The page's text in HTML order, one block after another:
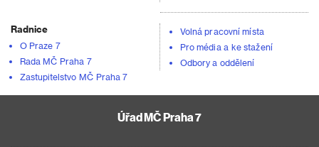
Radnice
O Praze 7
Rada MČ Praha 7
Zastupitelstvo MČ Praha 7
Volná pracovní místa
Pro média a ke stažení
Odbory a oddělení
Úřad MČ Praha 7